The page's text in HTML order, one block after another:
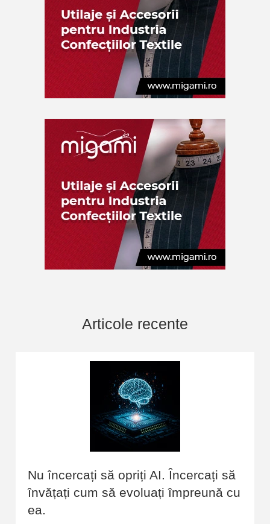
Articole recente
Nu încercați să opriți AI. Încercați să
învățați cum să evoluați împreună cu
ea.